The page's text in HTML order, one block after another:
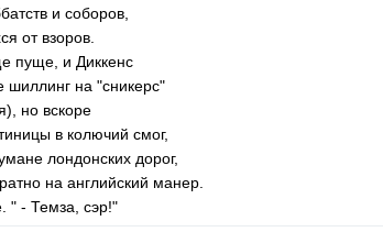
и соборов,
от взоров.
пуще, и Диккенс
на "сникерс"
но вскоре
в колючий смог,
лондонских дорог,
на английский манер.
" - Темза, сэр!"